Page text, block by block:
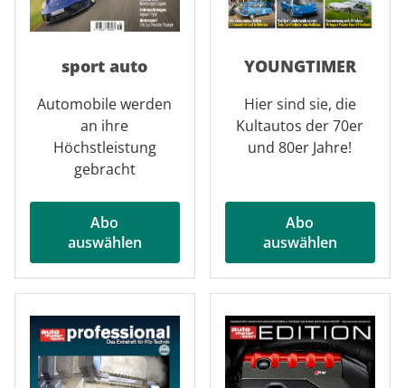
sport auto
Automobile werden
an ihre
Höchstleistung
gebracht
Abo
auswählen
YOUNGTIMER
Hier sind sie, die
Kultautos der 70er
und 80er Jahre!
Abo
auswählen